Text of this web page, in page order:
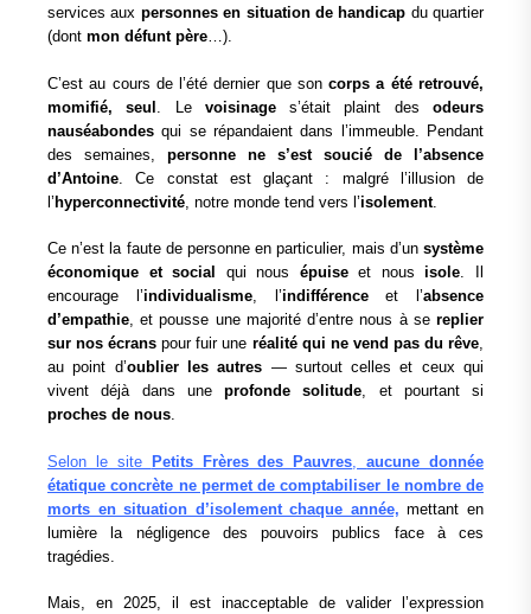
services aux personnes en situation de handicap du quartier
(dont mon défunt père…).
C’est au cours de l’été dernier que soncorps a été retrouvé,
momifié, seul . Le voisinages’était plaint desodeurs
nauséabondes qui se répandaient dans l’immeuble. Pendant
des semaines, personne ne s’est soucié de l’absence
d’Antoine . Ce constat est glaçant : malgré l’illusion de
l’hyperconnectivité , notre monde tend vers l’isolement.
Ce n’est la faute de personne en particulier, mais d’un système
économique et social
qui nous épuiseet nousisole. Il
encourage l’individualisme, l’indifférenceet l’absence
d’empathie, et pousse une majorité d’entre nous à se replier
sur nos écrans pour fuir une réalité qui ne vend pas du rêve,
au point d’oublier les autres — surtout celles et ceux qui
vivent déjà dans une profonde solitude, et pourtant si
proches de nous.
Selon le site Petits Frères des Pauvres ,aucune donnée
étatique concrète ne permet de comptabiliser le nombre de
morts en situation d’isolement chaque année, mettant en
lumière la négligence des pouvoirs publics face à ces
tragédies.
Mais, en 2025, il est inacceptable de valider l’expression